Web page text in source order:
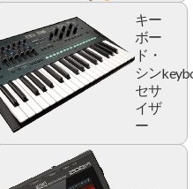
キー
ボー
ド・
シン
セサ
イザ
ー